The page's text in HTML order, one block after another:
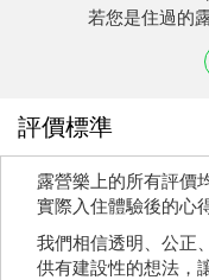
若您是住過的
評價標準
露營樂上的所有評價
實際入住體驗後的心
我們相信透明、公正
供有建設性的想法，